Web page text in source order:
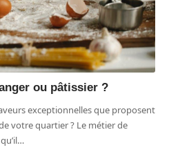
ou pâtissier ?
exceptionnelles que proposent
votre quartier ? Le métier de
…